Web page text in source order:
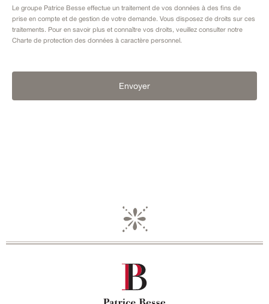
Le groupe Patrice Besse effectue un traitement de vos données à des fins de
prise en compte et de gestion de votre demande. Vous disposez de droits sur ces
traitements. Pour en savoir plus et connaître vos droits, veuillez consulter notre
Charte de protection des données à caractère personnel .
Envoyer